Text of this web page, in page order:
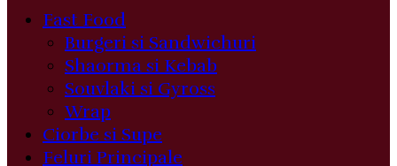
Fast Food
Burgeri si Sandwichuri
Shaorma si Kebab
Souvlaki si Gyross
Wrap
Ciorbe si Supe
Feluri Principale